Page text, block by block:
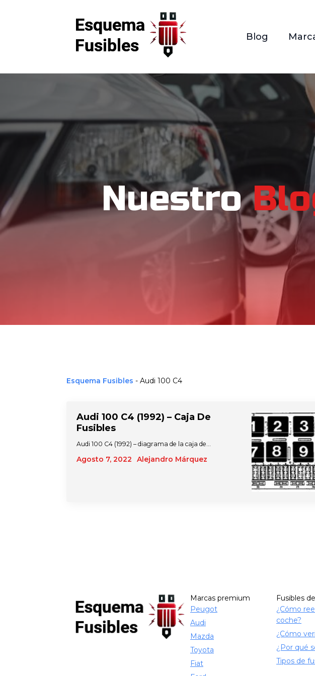
Blog
Nuestro
Esquema Fusibles - Audi 100 C4
Audi 100 C4 (1992) – Caja De
Fusibles
Agosto 7, 2022 Alejandro Márquez
Audi 100 C4 (1992) – diagrama de la caja de…
Marcas premium
Peugot
Audi
Mazda
Toyota
Fiat
Fusibles
¿Cómo
coche?
¿Cómo
¿Por qué
Tipos de